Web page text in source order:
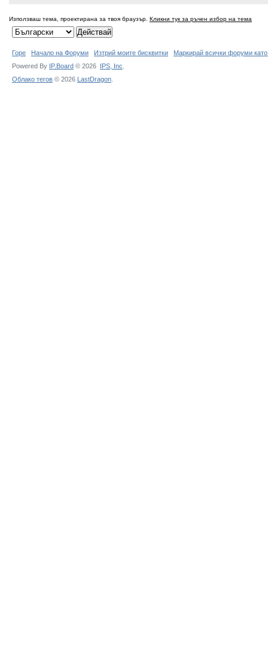
Използваш тема, проектирана за твоя браузър. Кликни тук за ръчен избор на тема
Горе Начало на Форуми Изтрий моите бисквитки
Маркирай всички форуми
Powered By IP.Board © 2026 IPS, Inc
Облако тегов © 2026 LastDragon